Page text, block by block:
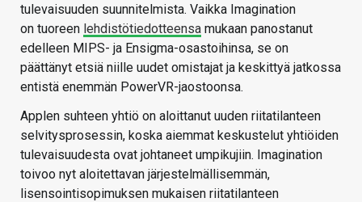
tulevaisuuden suunnitelmista. Vaikka Imagination
on tuoreen lehdistötiedotteensa mukaan panostanut
edelleen MIPS- ja Ensigma-osastoihinsa, se on
päättänyt etsiä niille uudet omistajat ja keskittyä jatkossa
entistä enemmän PowerVR-jaostoonsa.
Applen suhteen yhtiö on aloittanut uuden riitatilanteen
selvitysprosessin, koska aiemmat keskustelut yhtiöiden
tulevaisuudesta ovat johtaneet umpikujiin. Imagination
toivoo nyt aloitettavan järjestelmällisemmän,
lisensointisopimuksen mukaisen riitatilanteen